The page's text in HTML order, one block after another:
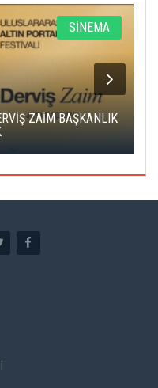
SİNEMA
ZAİM BAŞKANLIK